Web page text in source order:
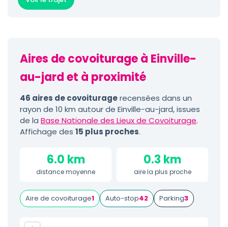
Aires de covoiturage à Einville-
au-jard et à proximité
46 aires de covoituragerecensées dans un
rayon de 10 km autour de Einville-au-jard, issues
de la Base Nationale des Lieux de Covoiturage.
Affichage des 15 plus proches.
6.0 km
distance moyenne
0.3 km
aire la plus proche
Aire de covoiturage1 Auto-stop42 Parking3